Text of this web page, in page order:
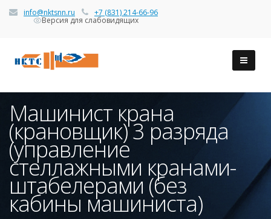
info@nktsnn.ru +7 (831) 214-66-96
Версия для слабовидящих
Машинист крана
(крановщик) 3 разряда
(управление
стеллажными кранами-
штабелерами (без
кабины машиниста)